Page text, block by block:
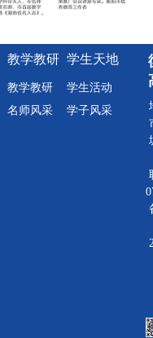
教学教研
教学教研
名师风采
学生天地
学生活动
学子风采